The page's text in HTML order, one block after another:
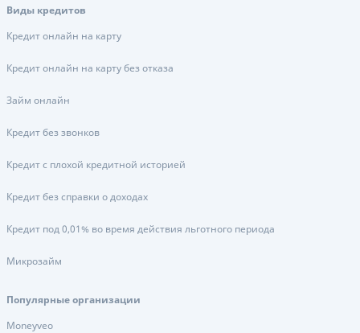
Виды кредитов
Кредит онлайн на карту
Кредит онлайн на карту без отказа
Займ онлайн
Кредит без звонков
Кредит с плохой кредитной историей
Кредит без справки о доходах
Кредит под 0,01% во время действия льготного периода
Микрозайм
Популярные организации
Moneyveo